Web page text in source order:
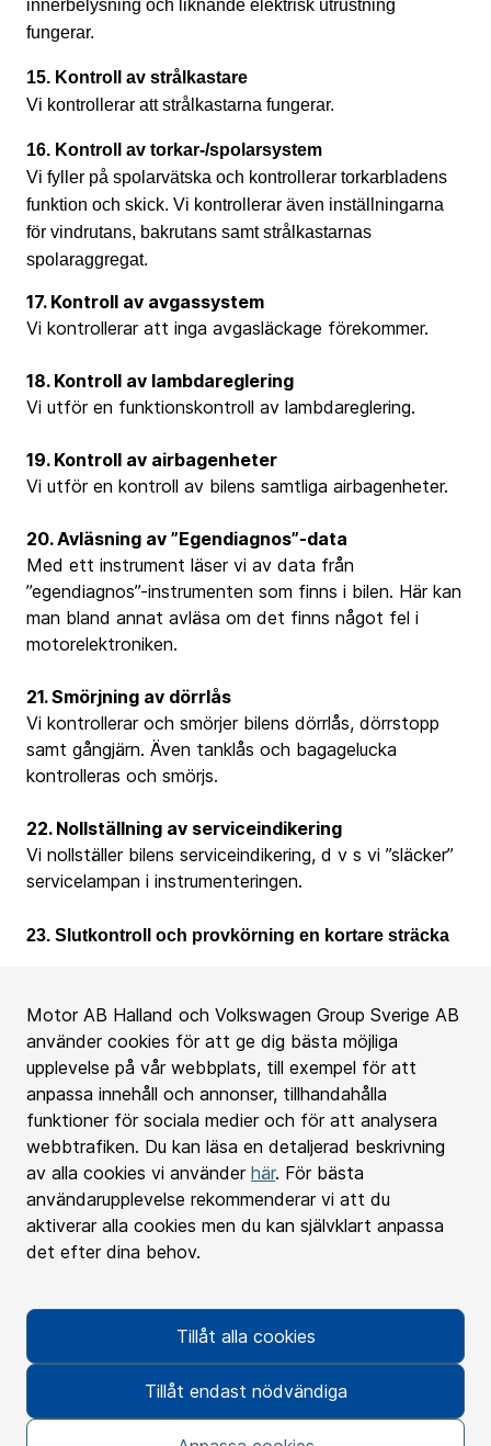
Motor AB Halland och Volkswagen Group Sverige AB
använder cookies för att ge dig bästa möjliga
upplevelse på vår webbplats, till exempel för att
anpassa innehåll och annonser, tillhandahålla
funktioner för sociala medier och för att analysera
webbtrafiken. Du kan läsa en detaljerad beskrivning
av alla cookies vi använder här. För bästa
användarupplevelse rekommenderar vi att du
aktiverar alla cookies men du kan självklart anpassa
det efter dina behov.
Tillåt alla cookies
Tillåt endast nödvändiga
innerbelysning och liknande elektrisk utrustning
fungerar.
15. Kontroll av strålkastare
Vi kontrollerar att strålkastarna fungerar.
16. Kontroll av torkar-/spolarsystem
Vi fyller på spolarvätska och kontrollerar torkarbladens
funktion och skick. Vi kontrollerar även inställningarna
för vindrutans, bakrutans samt strålkastarnas
spolaraggregat.
17. Kontroll av avgassystem
Vi kontrollerar att inga avgasläckage förekommer.
18. Kontroll av lambdareglering
Vi utför en funktionskontroll av lambdareglering.
19. Kontroll av airbagenheter
Vi utför en kontroll av bilens samtliga airbagenheter.
20. Avläsning av ”Egendiagnos”-data
Med ett instrument läser vi av data från
”egendiagnos”-instrumenten som finns i bilen. Här kan
man bland annat avläsa om det finns något fel i
motorelektroniken.
21. Smörjning av dörrlås
Vi kontrollerar och smörjer bilens dörrlås, dörrstopp
samt gångjärn. Även tanklås och bagagelucka
kontrolleras och smörjs.
22. Nollställning av serviceindikering
Vi nollställer bilens serviceindikering, d v s vi ”släcker”
servicelampan i instrumenteringen.
23. Slutkontroll och provkörning en kortare sträcka
Motorhalland
Bilförsäljningen
GDPR Cookies